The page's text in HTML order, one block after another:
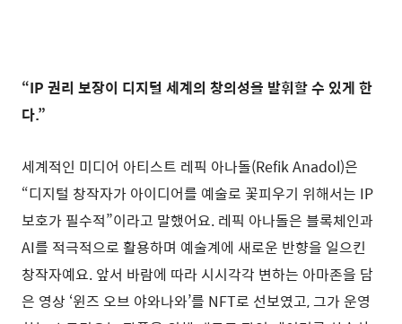
“IP 권리 보장이 디지털 세계의 창의성을 발휘할 수 있게 한
다.”
세계적인 미디어 아티스트 레픽 아나돌(Refik Anadol)은
“디지털 창작자가 아이디어를 예술로 꽃피우기 위해서는 IP
보호가 필수적”이라고 말했어요. 레픽 아나돌은 블록체인과
AI를 적극적으로 활용하며 예술계에 새로운 반향을 일으킨
창작자예요. 앞서 바람에 따라 시시각각 변하는 아마존을 담
은 영상 ‘윈즈 오브 야와나와’를 NFT로 선보였고, 그가 운영